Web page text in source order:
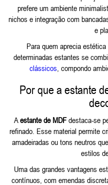
prefere um ambiente
nichos e integração com
e
Para quem aprecia
determinadas estantes se
clássicos , compondo
Por que a estante
Aestante de MDFdestaca-se
refinado. Esse material permite
amadeiradas ou tons neutros
estilos
Uma das grandes vantagens
contínuos, com emendas